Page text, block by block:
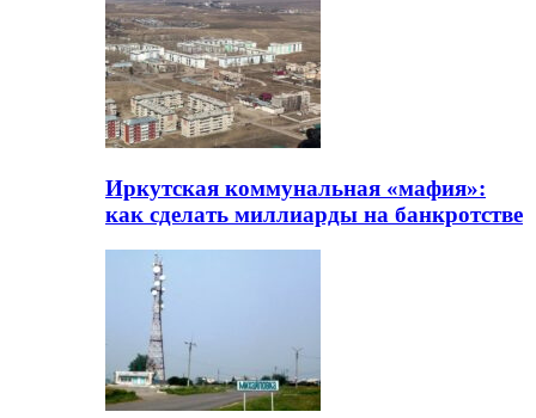
Иркутская коммунальная «мафия»:
как сделать миллиарды на банкротстве